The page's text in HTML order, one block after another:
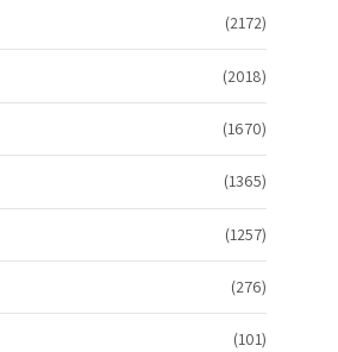
(2172)
(2018)
(1670)
(1365)
(1257)
(276)
(101)